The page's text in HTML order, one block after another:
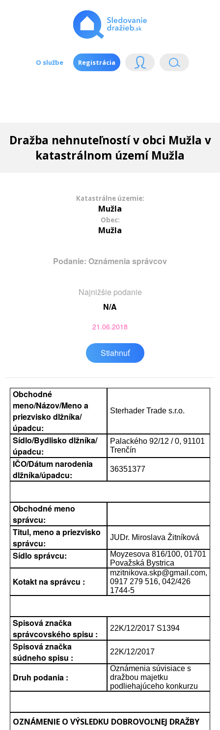
O službe Registrácia
Dražba nehnuteľností v obci Mužla v
katastrálnom území Mužla
Katastrálne územie:
Mužla
Obec:
Mužla
Podanie: Oznámenia správcov
Najnižšie podanie
N/A
21.06.2018
Stiahnuť
Obchodné
meno/Názov/Meno a
priezvisko dlžníka/
úpadcu:
Sterhader Trade s.r.o.
Sídlo/Bydlisko dlžníka/
úpadcu:
Palackého 92/12 / 0, 91101
Trenčín
IČO/Dátum narodenia
dlžníka/úpadcu:
36351377
Obchodné meno
správcu:
Titul, meno a priezvisko
správcu:
JUDr. Miroslava Žitníková
Sídlo správcu:
Moyzesova 816/100, 01701
Považská Bystrica
Kotakt na správcu :
mzitnikova.skp@gmail.com,
0917 279 516, 042/426
1744-5
Spisová značka
správcovského spisu :
22K/12/2017 S1394
Spisová značka
súdneho spisu :
22K/12/2017
Druh podania :
Oznámenia súvisiace s
dražbou majetku
podliehajúceho konkurzu
OZNÁMENIE O VÝSLEDKU DOBROVOĽNEJ DRAŽBY